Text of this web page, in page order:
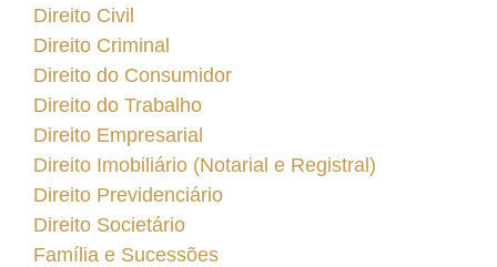
Direito Civil
Direito Criminal
Direito do Consumidor
Direito do Trabalho
Direito Empresarial
Direito Imobiliário (Notarial e Registral)
Direito Previdenciário
Direito Societário
Família e Sucessões